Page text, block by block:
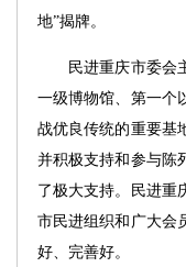
地”揭牌。
民进重庆市委会主
一级博物馆、第一个
战优良传统的重要基
并积极支持和参与陈
了极大支持。民进重
市民进组织和广大会
好、完善好。